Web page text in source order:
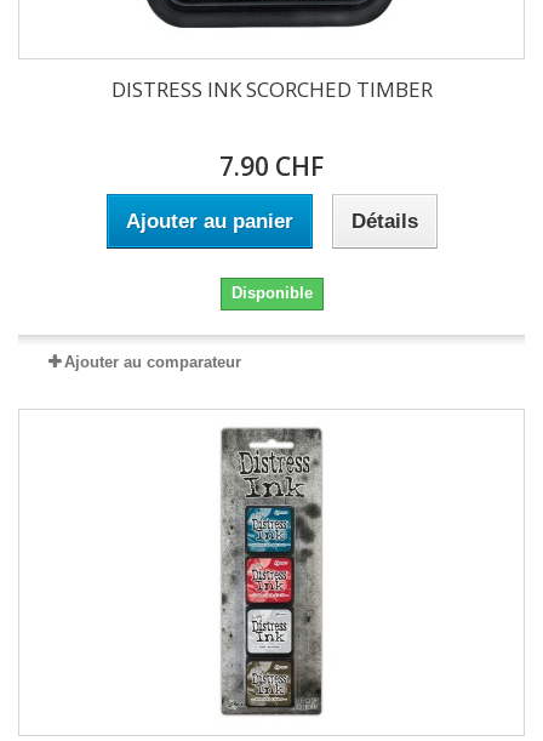
DISTRESS INK SCORCHED TIMBER
7.90 CHF
Ajouter au panier Détails
Disponible
Ajouter au comparateur